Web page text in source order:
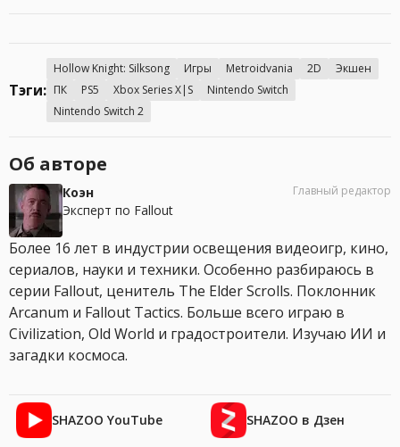
Тэги:
Hollow Knight: Silksong Игры Metroidvania 2D
Экшен
ПК
PS5 Xbox Series X|S
Nintendo Switch
Nintendo Switch 2
Об авторе
Коэн
Эксперт по Fallout
Главный редактор
Более 16 лет в индустрии освещения видеоигр, кино,
сериалов, науки и техники. Особенно разбираюсь в
серии Fallout, ценитель The Elder Scrolls. Поклонник
Arcanum и Fallout Tactics. Больше всего играю в
Civilization, Old World и градостроители. Изучаю ИИ и
загадки космоса.
SHAZOO YouTube SHAZOO в Дзен